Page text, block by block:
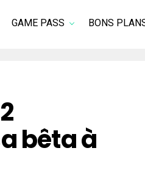
GAME PASS BONS
bêta à